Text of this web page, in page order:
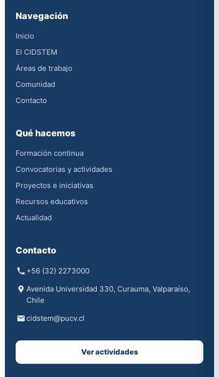
Navegación
Inicio
El CIDSTEM
Áreas de trabajo
Comunidad
Contacto
Qué hacemos
Formación continua
Convocatorias y actividades
Proyectos e iniciativas
Recursos educativos
Actualidad
Contacto
+56 (32) 2273000
Avenida Universidad 330, Curauma, Valparaíso,
Chile
cidstem@pucv.cl
Ver actividades